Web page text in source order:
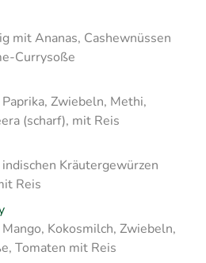
mit Ananas, Cashewnüssen
Currysoße
Zwiebeln, Methi,
(scharf), mit Reis
Kräutergewürzen
Reis
Kokosmilch, Zwiebeln,
Tomaten mit Reis